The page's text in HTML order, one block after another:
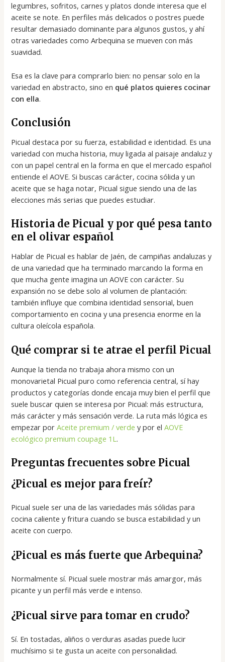
legumbres, sofritos, carnes y platos donde interesa que el
aceite se note. En perfiles más delicados o postres puede
resultar demasiado dominante para algunos gustos, y ahí
otras variedades como Arbequina se mueven con más
suavidad.
Esa es la clave para comprarlo bien: no pensar solo en la
variedad en abstracto, sino en qué platos quieres cocinar
con ella.
Conclusión
Picual destaca por su fuerza, estabilidad e identidad. Es una
variedad con mucha historia, muy ligada al paisaje andaluz y
con un papel central en la forma en que el mercado español
entiende el AOVE. Si buscas carácter, cocina sólida y un
aceite que se haga notar, Picual sigue siendo una de las
elecciones más serias que puedes estudiar.
Historia de Picual y por qué pesa tanto
en el olivar español
Hablar de Picual es hablar de Jaén, de campiñas andaluzas y
de una variedad que ha terminado marcando la forma en
que mucha gente imagina un AOVE con carácter. Su
expansión no se debe solo al volumen de plantación:
también influye que combina identidad sensorial, buen
comportamiento en cocina y una presencia enorme en la
cultura oleícola española.
Qué comprar si te atrae el perfil Picual
Aunque la tienda no trabaja ahora mismo con un
monovarietal Picual puro como referencia central, sí hay
productos y categorías donde encaja muy bien el perfil que
suele buscar quien se interesa por Picual: más estructura,
más carácter y más sensación verde. La ruta más lógica es
empezar porAceite premium / verde y por elAOVE
ecológico premium coupage 1L .
Preguntas frecuentes sobre Picual
¿Picual es mejor para freír?
Picual suele ser una de las variedades más sólidas para
cocina caliente y fritura cuando se busca estabilidad y un
aceite con cuerpo.
¿Picual es más fuerte que Arbequina?
Normalmente sí. Picual suele mostrar más amargor, más
picante y un perfil más verde e intenso.
¿Picual sirve para tomar en crudo?
Sí. En tostadas, aliños o verduras asadas puede lucir
muchísimo si te gusta un aceite con personalidad.